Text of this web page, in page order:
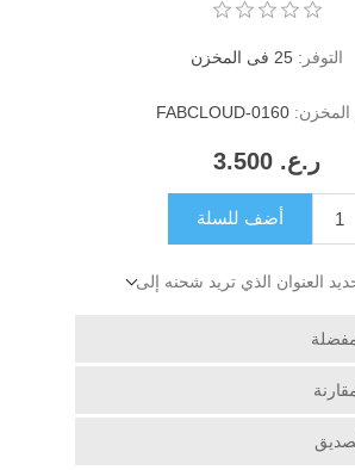
التوفر: 25 فى المخزن
المخزن: FABCLOUD-0160
ر.ع.‏‏ 3.500
أضف للسلة
العنوان الذي تريد شحنه إلى